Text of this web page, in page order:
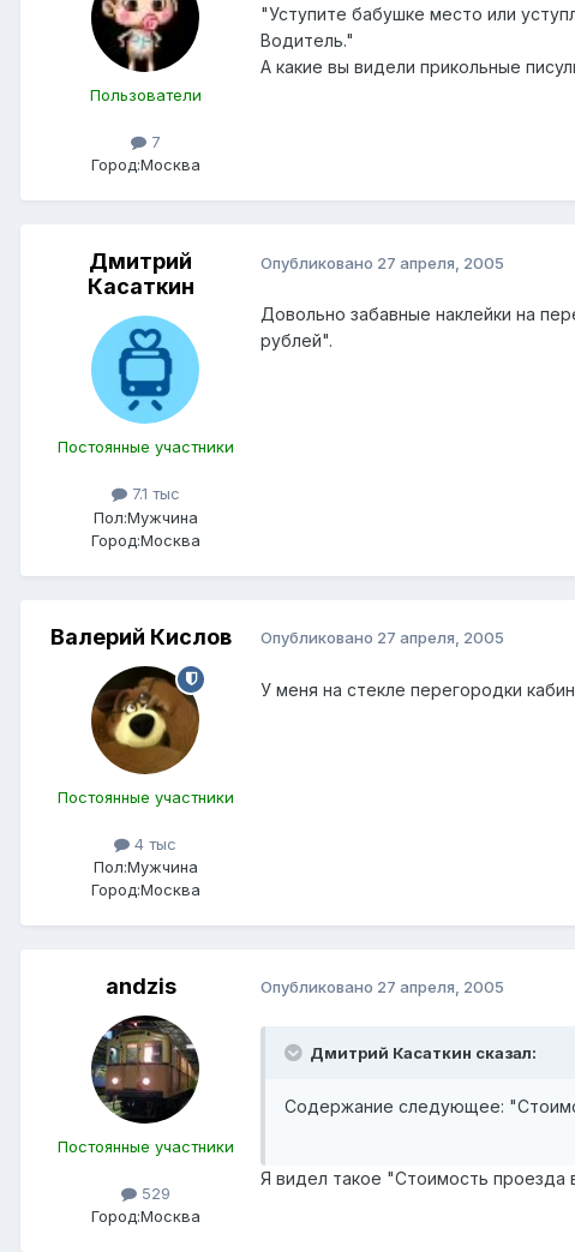
Пользователи
7
Город:Москва
"Уступите бабушке место или
Водитель."
А какие вы видели прикольные
Дмитрий
Касаткин
Постоянные участники
7.1 тыс
Пол:Мужчина
Город:Москва
Опубликовано 27 апреля, 2005
Довольно забавные наклейки на
рублей".
Валерий Кислов
Постоянные участники
4 тыс
Пол:Мужчина
Город:Москва
Опубликовано 27 апреля, 2005
У меня на стекле перегородки
andzis
Постоянные участники
529
Город:Москва
Опубликовано 27 апреля, 2005
Дмитрий Касаткин сказал:
Содержание следующее:
Я видел такое "Стоимость проезда